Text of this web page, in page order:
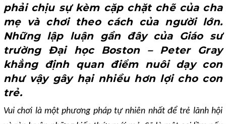
phải chịu sự kèm cặp chặt chẽ của cha
mẹ và chơi theo cách của người lớn.
Những lập luận gần đây của Giáo sư
trường Đại học Boston – Peter Gray
khẳng định quan điểm nuôi dạy con
như vậy gây hại nhiều hơn lợi cho con
trẻ.
Vui chơi là một phương pháp tự nhiên nhất để trẻ lãnh hội